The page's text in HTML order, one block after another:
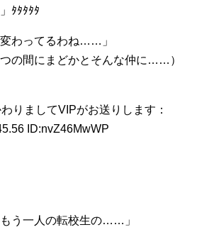
ﾀﾀﾀﾀﾀ
わってるわね……」
の間にまどかとそんな仲に……）
りましてVIPがお送りします：
ID:nvZ46MwWP
う一人の転校生の……」